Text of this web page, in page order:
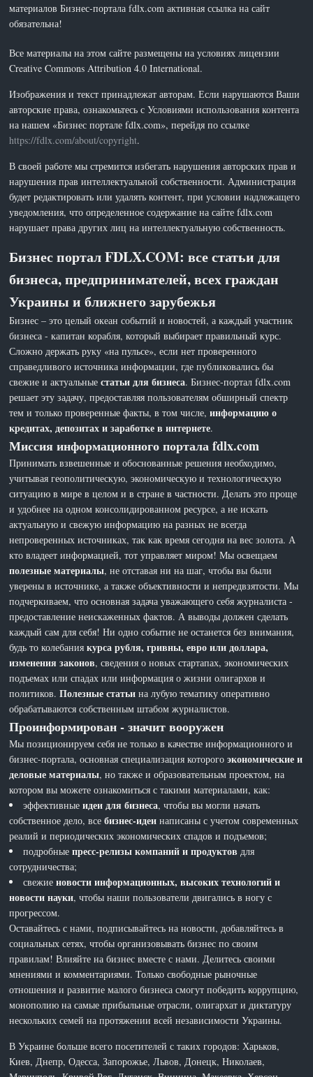
материалов Бизнес-портала fdlx.com активная ссылка на сайт
обязательна!
Все материалы на этом сайте размещены на условиях лицензии
Creative Commons Attribution 4.0 International.
Изображения и текст принадлежат авторам. Если нарушаются Ваши
авторские права, ознакомьтесь с Условиями использования контента
на нашем «Бизнес портале fdlx.com», перейдя по ссылке
https://fdlx.com/about/copyright.
В своей работе мы стремится избегать нарушения авторских прав и
нарушения прав интеллектуальной собственности. Администрация
будет редактировать или удалять контент, при условии надлежащего
уведомления, что определенное содержание на сайте fdlx.com
нарушает права других лиц на интеллектуальную собственность.
Бизнес портал FDLX.COM: все статьи для
бизнеса, предпринимателей, всех граждан
Украины и ближнего зарубежья
Бизнес – это целый океан событий и новостей, а каждый участник
бизнеса - капитан корабля, который выбирает правильный курс.
Сложно держать руку «на пульсе», если нет проверенного
справедливого источника информации, где публиковались бы
свежие и актуальныестатьи для бизнеса. Бизнес-портал fdlx.com
решает эту задачу, предоставляя пользователям обширный спектр
тем и только проверенные факты, в том числе,информацию о
кредитах, депозитах и заработке в интернете.
Миссия информационного портала fdlx.com
Принимать взвешенные и обоснованные решения необходимо,
учитывая геополитическую, экономическую и технологическую
ситуацию в мире в целом и в стране в частности. Делать это проще
и удобнее на одном консолидированном ресурсе, а не искать
актуальную и свежую информацию на разных не всегда
непроверенных источниках, так как время сегодня на вес золота. А
кто владеет информацией, тот управляет миром! Мы освещаем
полезные материалы, не отставая ни на шаг, чтобы вы были
уверены в источнике, а также объективности и непредвзятости. Мы
подчеркиваем, что основная задача уважающего себя журналиста -
предоставление неискаженных фактов. А выводы должен сделать
каждый сам для себя! Ни одно событие не останется без внимания,
будь то колебаниякурса рубля, гривны, евро или доллара,
изменения законов, сведения о новых стартапах, экономических
подъемах или спадах или информация о жизни олигархов и
политиков.Полезные статьи на лубую тематику оперативно
обрабатываются собственным штабом журналистов.
Проинформирован - значит вооружен
Мы позиционируем себя не только в качестве информационного и
бизнес-портала, основная специализация которогоэкономические и
деловые материалы, но также и образовательным проектом, на
котором вы можете ознакомиться с такими материалами, как:
эффективныеидеи для бизнеса, чтобы вы могли начать
собственное дело, всебизнес-идеи написаны с учетом современных
реалий и периодических экономических спадов и подъемов;
подробныепресс-релизы компаний и продуктов для
сотрудничества;
свежиеновости информационных, высоких технологий и
новости науки, чтобы наши пользователи двигались в ногу с
прогрессом.
Оставайтесь с нами, подписывайтесь на новости, добавляйтесь в
социальных сетях, чтобы организовывать бизнес по своим
правилам! Влияйте на бизнес вместе с нами. Делитесь своими
мнениями и комментариями. Только свободные рыночные
отношения и развитие малого бизнеса смогут победить коррупцию,
монополию на самые прибыльные отрасли, олигархат и диктатуру
нескольких семей на протяжении всей независимости Украины.
В Украине больше всего посетителей с таких городов: Харьков,
Киев, Днепр, Одесса, Запорожье, Львов, Донецк, Николаев,